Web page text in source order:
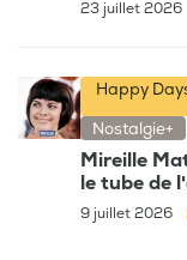
23 juillet 2026
Happy
Nostalgie+
Mireille
le tube de
9 juillet 2026